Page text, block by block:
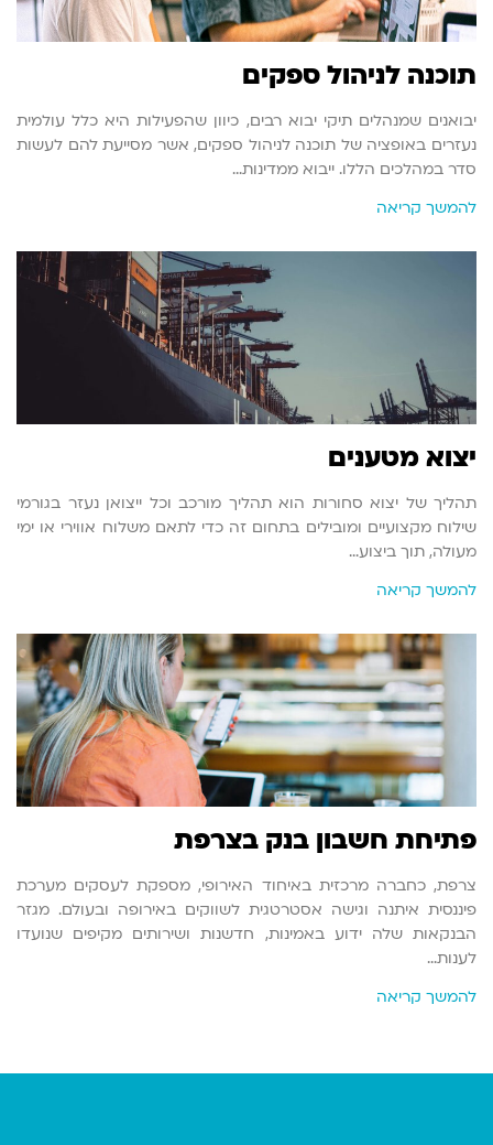
תוכנה לניהול ספקים
יבואנים שמנהלים תיקי יבוא רבים, כיוון שהפעילות היא כלל עולמית
נעזרים באופציה של תוכנה לניהול ספקים, אשר מסייעת להם לעשות
סדר במהלכים הללו. ייבוא ממדינות…
להמשך קריאה
יצוא מטענים
תהליך של יצוא סחורות הוא תהליך מורכב וכל ייצואן נעזר בגורמי
שילוח מקצועיים ומובילים בתחום זה כדי לתאם משלוח אווירי או ימי
מעולה, תוך ביצוע…
להמשך קריאה
פתיחת חשבון בנק בצרפת
צרפת, כחברה מרכזית באיחוד האירופי, מספקת לעסקים מערכת
פיננסית איתנה וגישה אסטרטגית לשווקים באירופה ובעולם. מגזר
הבנקאות שלה ידוע באמינות, חדשנות ושירותים מקיפים שנועדו
לענות…
להמשך קריאה